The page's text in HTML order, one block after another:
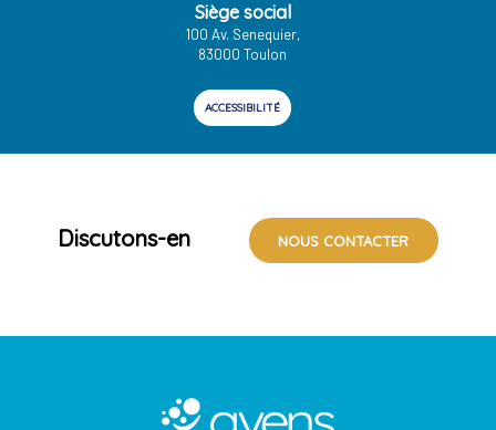
Siège social
100 Av. Senequier,
83000 Toulon
ACCESSIBILITÉ
Discutons-en NOUS CONTACTER